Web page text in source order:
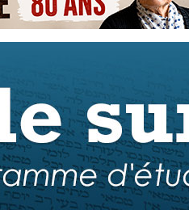
Box Music
sur WhatsApp
une bénédiction
groupe sur Zoom
sur WhatsApp